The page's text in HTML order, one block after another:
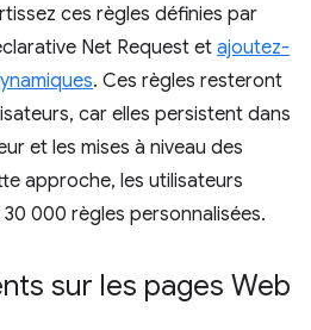
ces règles définies par
Net Request etajoutez-
. Ces règles resteront
car elles persistent dans
et les mises à niveau des
approche, les utilisateurs
000 règles personnalisées.
sur les pages Web